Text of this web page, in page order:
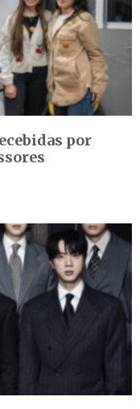
por